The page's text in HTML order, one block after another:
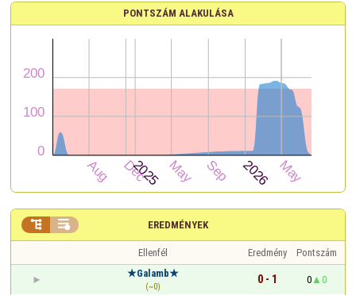
PONTSZÁM ALAKULÁSA
EREDMÉNYEK
 
Ellenfél Eredmény
Pontszám
★Galamb★
(~0)
0 - 1 0
0